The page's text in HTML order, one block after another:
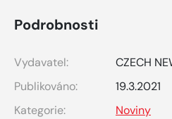
Podrobnosti
Vydavatel:
CZECH
Publikováno:
19.3.2021
Kategorie:
Noviny